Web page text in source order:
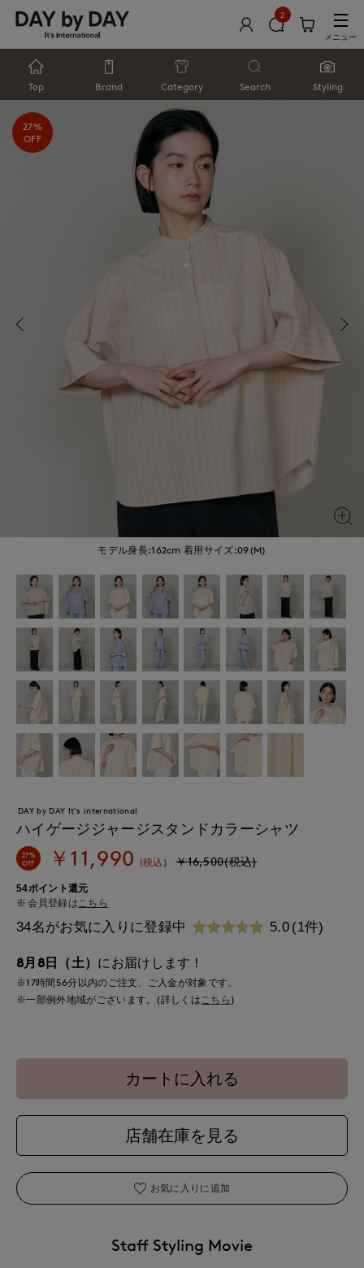
2
メニュー
Top Brand Category Search Styling
モデル身長:162cm 着用サイズ:09(M)
27%
OFF
DAY by DAY It's international
ハイゲージジャージスタンドカラーシャツ
27%
OFF
￥11,990 (税込) ￥16,500(税込)
54ポイント還元
会員登録はこちら
34名がお気に入りに登録中 5.0 (1件)
8月8日（土） にお届けします！
※17時間 56分以内のご注文、ご入金が対象です。
※一部例外地域がございます。(詳しくは こちら )
カートに入れる
店舗在庫を見る
お気に入りに追加
Staff Styling Movie